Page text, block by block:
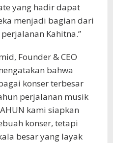
yang hadir dapat
menjadi bagian dari
Kahitna.”
Founder & CEO
bahwa
konser terbesar
perjalanan musik
kami siapkan
konser, tetapi
besar yang layak